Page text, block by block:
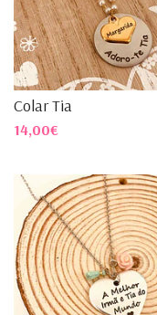
Colar Tia
14,00€